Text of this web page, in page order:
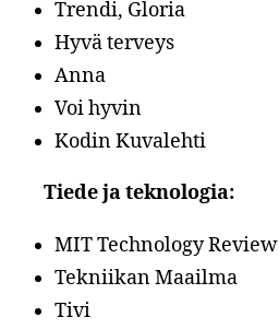
Trendi, Gloria
Hyvä terveys
Anna
Voi hyvin
Kodin Kuvalehti
Tiede ja teknologia:
MIT Technology Review
Tekniikan Maailma
Tivi